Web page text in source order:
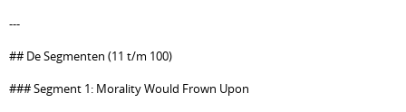
---
## De Segmenten (11 t/m 100)
### Segment 1: Morality Would Frown Upon